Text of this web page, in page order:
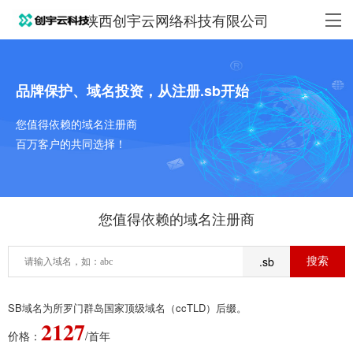
陕西创宇云网络科技有限公司
品牌保护、域名投资，从注册.sb开始
您值得依赖的域名注册商
百万客户的共同选择！
您值得依赖的域名注册商
.sb
SB域名为所罗门群岛国家顶级域名（ccTLD）后缀。
价格： 2127/首年